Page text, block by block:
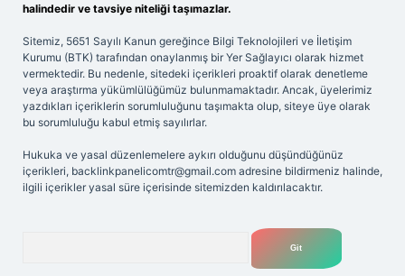
halindedir ve tavsiye niteliği taşımazlar.
Sitemiz, 5651 Sayılı Kanun gereğince Bilgi Teknolojileri ve İletişim
Kurumu (BTK) tarafından onaylanmış bir Yer Sağlayıcı olarak hizmet
vermektedir. Bu nedenle, sitedeki içerikleri proaktif olarak denetleme
veya araştırma yükümlülüğümüz bulunmamaktadır. Ancak, üyelerimiz
yazdıkları içeriklerin sorumluluğunu taşımakta olup, siteye üye olarak
bu sorumluluğu kabul etmiş sayılırlar.
Hukuka ve yasal düzenlemelere aykırı olduğunu düşündüğünüz
içerikleri, backlinkpanelicomtr@gmail.com adresine bildirmeniz halinde,
ilgili içerikler yasal süre içerisinde sitemizden kaldırılacaktır.